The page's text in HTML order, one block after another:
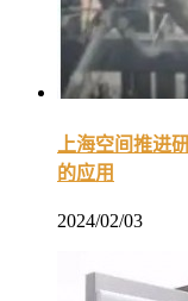
上海空间推进
的应用
2024/02/03